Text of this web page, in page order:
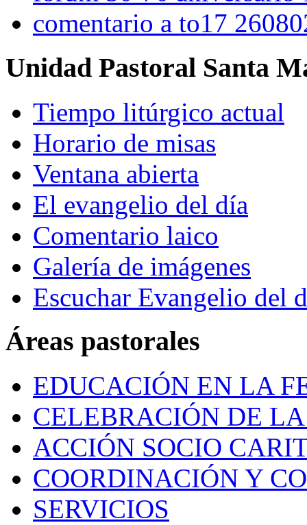
comentario a to17
Unidad Pastoral Santa
Tiempo litúrgico actual
Horario de misas
Ventana abierta
El evangelio del día
Comentario laico
Galería de imágenes
Escuchar Evangelio del
Áreas pastorales
EDUCACIÓN EN LA
CELEBRACIÓN DE
ACCIÓN SOCIO
COORDINACIÓN Y
SERVICIOS